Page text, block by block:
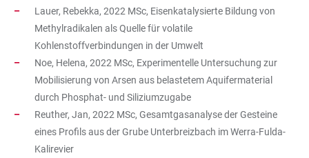
Lauer, Rebekka, 2022 MSc, Eisenkatalysierte Bildung von
Methylradikalen als Quelle für volatile
Kohlenstoffverbindungen in der Umwelt
Noe, Helena, 2022 MSc, Experimentelle Untersuchung zur
Mobilisierung von Arsen aus belastetem Aquifermaterial
durch Phosphat- und Siliziumzugabe
Reuther, Jan, 2022 MSc, Gesamtgasanalyse der Gesteine
eines Profils aus der Grube Unterbreizbach im Werra-Fulda-
Kalirevier